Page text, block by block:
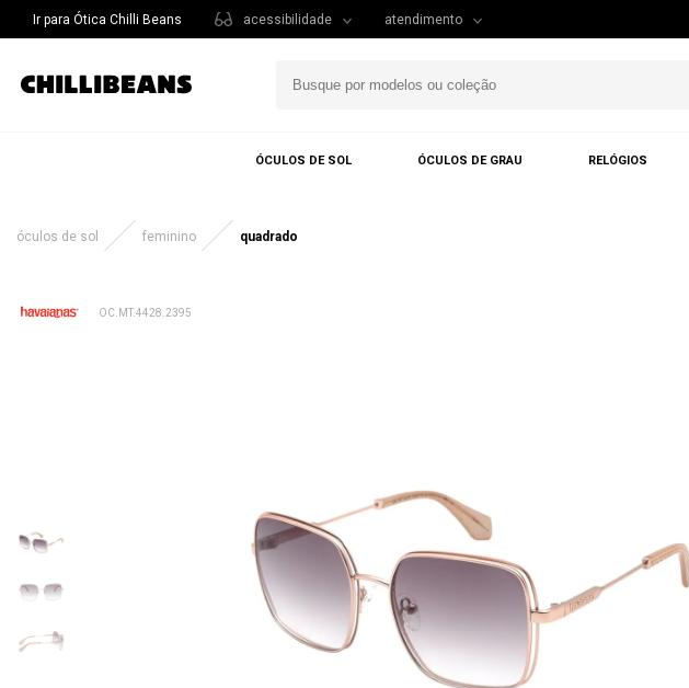
Ir para Ótica Chilli Beans acessibilidade atendimento
ÓCULOS DE SOL ÓCULOS DE GRAU RELÓGIOS
óculos de sol feminino quadrado
OC.MT.4428.2395